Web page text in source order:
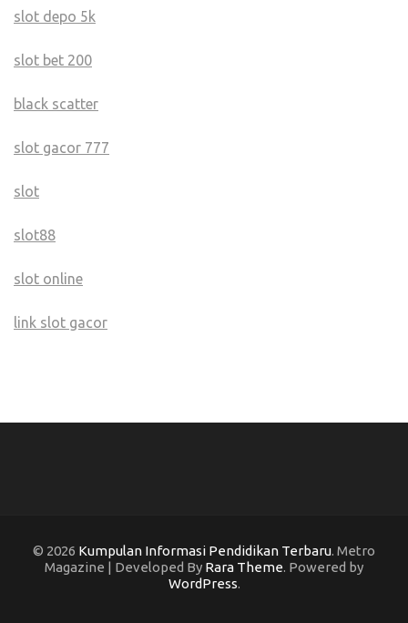
slot depo 5k
slot bet 200
black scatter
slot gacor 777
slot
slot88
slot online
link slot gacor
© 2026 Kumpulan Informasi Pendidikan Terbaru. Metro
Magazine | Developed By Rara Theme. Powered by
WordPress.